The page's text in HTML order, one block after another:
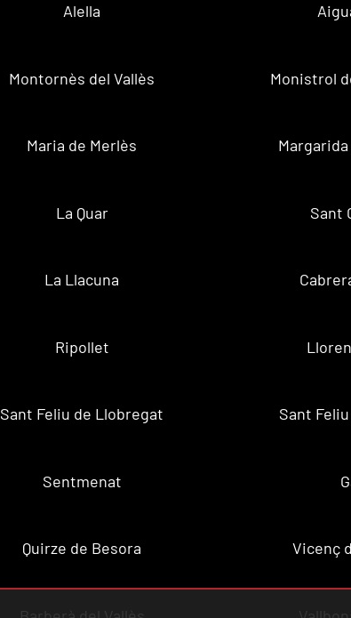
Alella
Montornès del Vallès Monistrol
Maria de Merlès
La Quar Sant
La Llacuna
Ripollet
Sant Feliu de Llobregat Sant
Sentmenat
Quirze de Besora Vicenç